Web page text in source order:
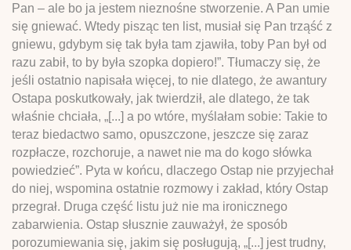
Pan – ale bo ja jestem nieznośne stworzenie. A Pan umie
się gniewać. Wtedy pisząc ten list, musiał się Pan trząść z
gniewu, gdybym się tak była tam zjawiła, toby Pan był od
razu zabił, to by była szopka dopiero!”. Tłumaczy się, że
jeśli ostatnio napisała więcej, to nie dlatego, że awantury
Ostapa poskutkowały, jak twierdził, ale dlatego, że tak
właśnie chciała, „[...] a po wtóre, myślałam sobie: Takie to
teraz biedactwo samo, opuszczone, jeszcze się zaraz
rozpłacze, rozchoruje, a nawet nie ma do kogo słówka
powiedzieć”. Pyta w końcu, dlaczego Ostap nie przyjechał
do niej, wspomina ostatnie rozmowy i zakład, który Ostap
przegrał. Druga część listu już nie ma ironicznego
zabarwienia. Ostap słusznie zauważył, że sposób
porozumiewania się, jakim się posługują, „[...] jest trudny,